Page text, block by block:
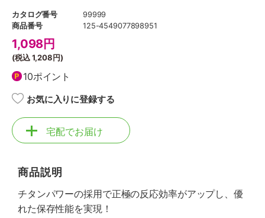
カタログ番号
99999
商品番号
125-4549077898951
1,098円
(税込1,208円)
10ポイント
お気に入りに登録する
宅配でお届け
商品説明
チタンパワーの採用で正極の反応効率がアップし、優
れた保存性能を実現！